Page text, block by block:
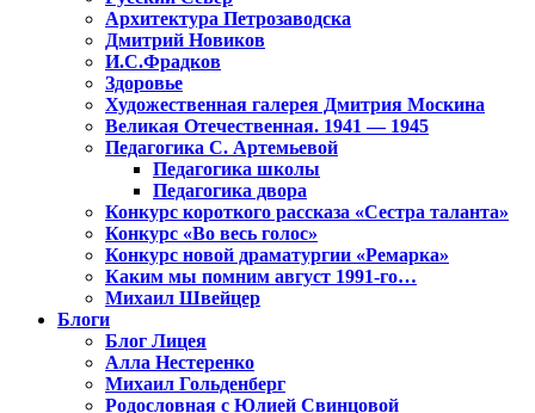
Архитектура Петрозаводска
Дмитрий Новиков
И.С.Фрадков
Здоровье
Художественная галерея Дмитрия Москина
Великая Отечественная. 1941 — 1945
Педагогика С. Артемьевой
Педагогика школы
Педагогика двора
Конкурс короткого рассказа «Сестра таланта»
Конкурс «Во весь голос»
Конкурс новой драматургии «Ремарка»
Каким мы помним август 1991-го…
Михаил Швейцер
Блоги
Блог Лицея
Алла Нестеренко
Михаил Гольденберг
Родословная с Юлией Свинцовой